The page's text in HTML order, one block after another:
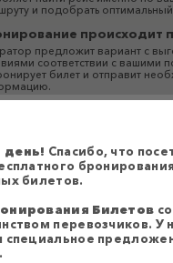
и ​​подобрать оптимальный
происходит
предложит вариант с
соответствии с вашими
билет и отправит
интерфейс сайта
необходимый рейс и
Достаточно
придет сообщение с
информацией о выезде.
водителю при
Спасибо, что
бронирования
билетов.
Билетов
перевозчиков. У
специальное